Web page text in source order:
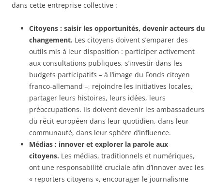
dans cette entreprise collective :
Citoyens : saisir les opportunités, devenir acteurs du
changement. Les citoyens doivent s’emparer des
outils mis à leur disposition : participer activement
aux consultations publiques, s’investir dans les
budgets participatifs – à l’image du Fonds citoyen
franco-allemand –, rejoindre les initiatives locales,
partager leurs histoires, leurs idées, leurs
préoccupations. Ils doivent devenir les ambassadeurs
du récit européen dans leur quotidien, dans leur
communauté, dans leur sphère d’influence.
Médias : innover et explorer la parole aux
citoyens. Les médias, traditionnels et numériques,
ont une responsabilité cruciale afin d’innover avec les
« reporters citoyens », encourager le journalisme